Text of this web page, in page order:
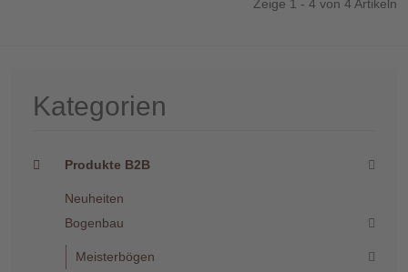
Kategorien
Produkte B2B
Neuheiten
Bogenbau
Meisterbögen
Zeige 1 - 4 von 4 Artikeln